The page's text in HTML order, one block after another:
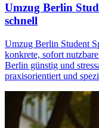
Umzug Berlin
schnell
Umzug Berlin Student
konkrete, sofort
Berlin günstig und
praxisorientiert und